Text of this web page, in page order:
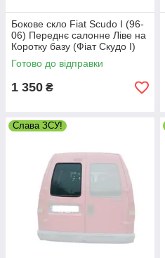
Бокове скло Fiat Scudo I (96-
06) Переднє салонне Ліве на
Коротку базу (Фіат Скудо I)
Готово до відправки
1 350 ₴
Слава ЗСУ!